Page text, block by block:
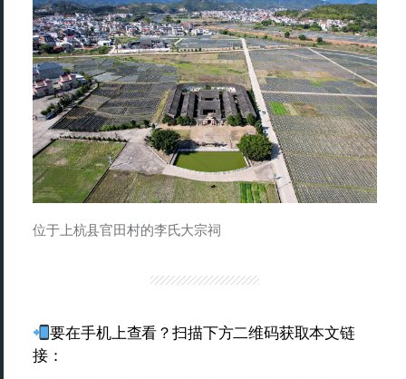
位于上杭县官田村的李氏大宗祠
要在手机上查看？扫描下方二维码获取本文链
接：